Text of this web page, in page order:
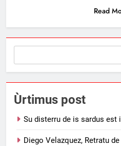
Read
Ùrtimus post
Su disterru de is sardus est
Diego Velazquez, Retratu